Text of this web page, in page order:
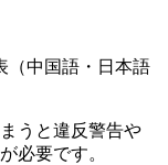
（中国語・日本語
うと違反警告や
必要です。